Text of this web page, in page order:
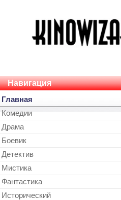
Навигация
Главная
Комедии
Драма
Боевик
Детектив
Мистика
Фантастика
Исторический